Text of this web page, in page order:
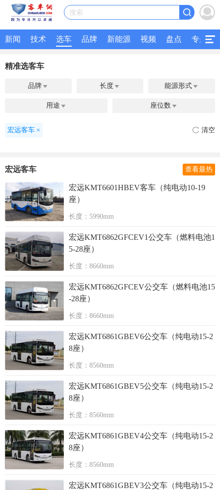
搜索
新闻 技术 选车 品牌 新能源 视频 盘点 专题
精准选客车
品牌  长度  能源形式 
用途  座位数 
宏远客车 × 清空
宏远客车 查看最热
宏远KMT6601HBEV客车（纯电动10-19
座）
长度：5990mm
宏远KMT6862GFCEV1公交车（燃料电池1
5-28座）
长度：8660mm
宏远KMT6862GFCEV公交车（燃料电池15
-28座）
长度：8660mm
宏远KMT6861GBEV6公交车（纯电动15-2
8座）
长度：8560mm
宏远KMT6861GBEV5公交车（纯电动15-2
8座）
长度：8560mm
宏远KMT6861GBEV4公交车（纯电动15-2
8座）
长度：8560mm
宏远KMT6861GBEV3公交车（纯电动15-2